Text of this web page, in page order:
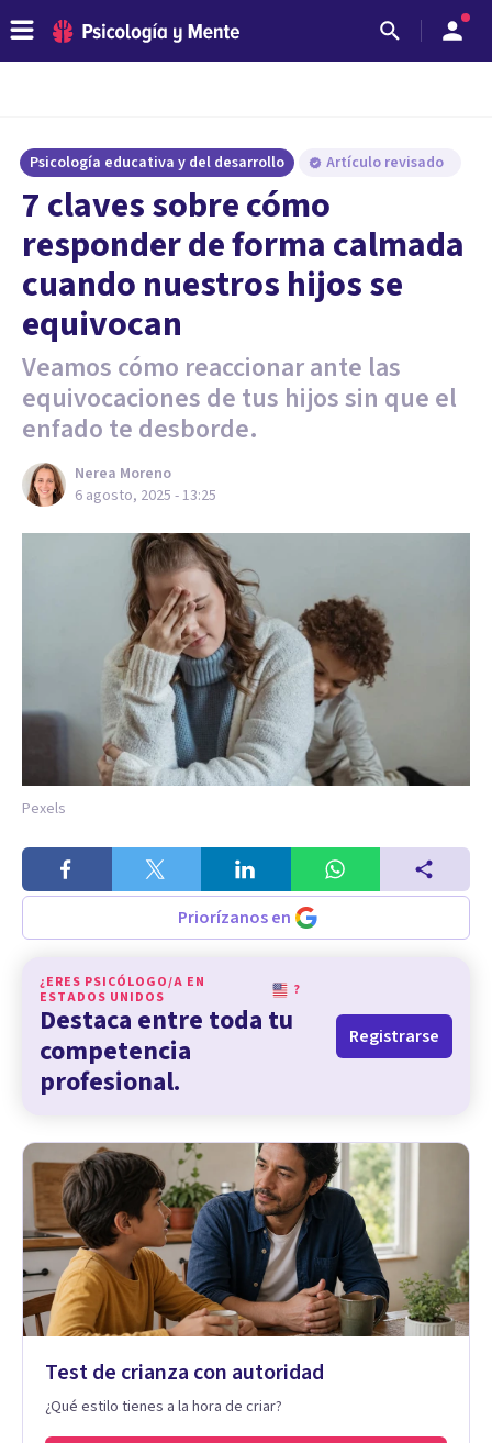
Psicología educativa y del desarrollo Artículo revisado
7 claves sobre cómo
responder de forma calmada
cuando nuestros hijos se
equivocan
Veamos cómo reaccionar ante las
equivocaciones de tus hijos sin que el
enfado te desborde.
Nerea Moreno
6 agosto, 2025 - 13:25
Pexels
Priorízanos en
¿ERES PSICÓLOGO/A EN
ESTADOS UNIDOS
?
Destaca entre toda tu
competencia
profesional.
Registrarse
Test de crianza con autoridad
¿Qué estilo tienes a la hora de criar?